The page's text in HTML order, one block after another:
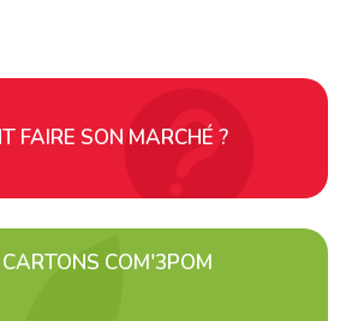
FAIRE SON MARCHÉ ?
COM'3POM